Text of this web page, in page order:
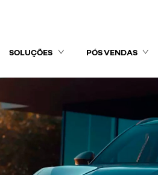
SOLUÇÕES PÓS VENDAS